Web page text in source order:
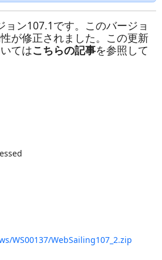
ン107.1です。このバージョ
が修正されました。この更新
てはこちらの記事を参照して
WS00137/WebSailing107_2.zip